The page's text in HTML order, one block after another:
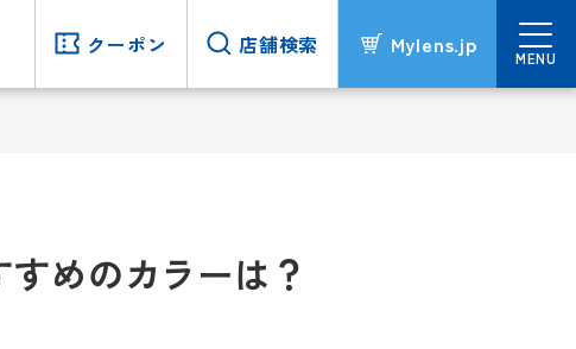
クーポン 店舗検索 Mylens.jp
MENU
めのカラーは？
クーポン 店舗検索 Mylens.jp
MENU